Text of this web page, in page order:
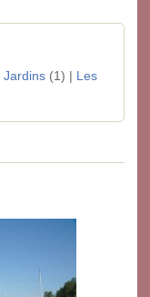
Jardins(1) | Les